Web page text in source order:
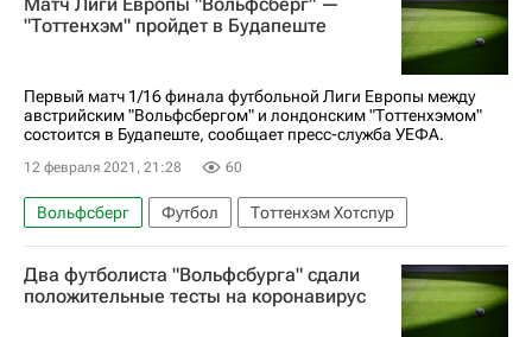
Сон Хын Мин
"Тоттенхэм" пройдет в Будапеште
Первый матч 1/16 финала футбольной Лиги Европы между
австрийским "Вольфсбергом" и лондонским "Тоттенхэмом"
состоится в Будапеште, сообщает пресс-служба УЕФА.
12 февраля 2021, 21:28 60
Вольфсберг Футбол Тоттенхэм Хотспур
Два футболиста "Вольфсбурга" сдали
положительные тесты на коронавирус